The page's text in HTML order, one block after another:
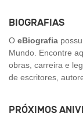
BIOGRAFIAS
O eBiografia
Mundo. Encontre
obras, carreira e
de escritores,
PRÓXIMOS